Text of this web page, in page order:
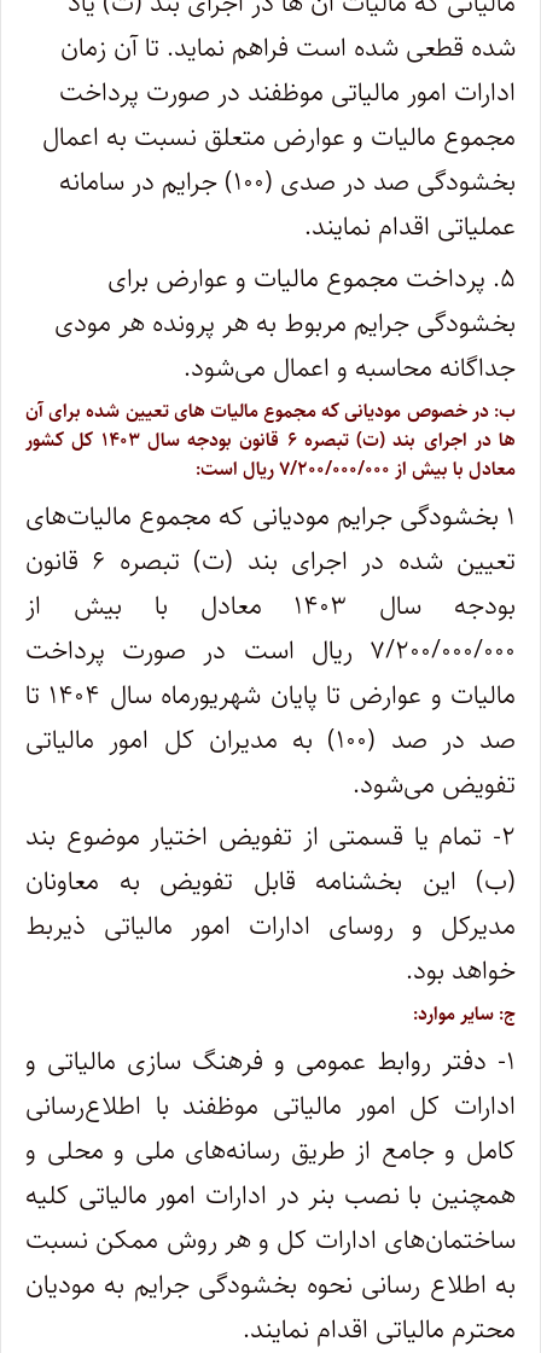
شده قطعی شده است فراهم نماید. تا آن زمان
ادارات امور مالیاتی موظفند در صورت پرداخت
مجموع مالیات و عوارض متعلق نسبت به اعمال
بخشودگی صد در صدی (۱۰۰) جرایم در سامانه
عملیاتی اقدام نمایند.
۵. پرداخت مجموع مالیات و عوارض برای
بخشودگی جرایم مربوط به هر پرونده هر مودی
جداگانه محاسبه و اعمال می‌شود.
ب: در خصوص مودیانی که مجموع مالیات های تعیین شده برای آن
ها در اجرای بند (ت) تبصره ۶ قانون بودجه سال ۱۴۰۳ کل کشور
معادل با بیش از ۷/۲۰۰/۰۰۰/۰۰۰ ریال است:
۱ بخشودگی جرایم مودیانی که مجموع مالیات‌های
تعیین شده در اجرای بند (ت) تبصره ۶ قانون
بودجه سال ۱۴۰۳ معادل با بیش از
۷/۲۰۰/۰۰۰/۰۰۰ ریال است در صورت پرداخت
مالیات و عوارض تا پایان شهریورماه سال ۱۴۰۴ تا
صد در صد (۱۰۰) به مدیران کل امور مالیاتی
تفویض می‌شود.
۲- تمام یا قسمتی از تفویض اختیار موضوع بند
(ب) این بخشنامه قابل تفویض به معاونان
مدیرکل و روسای ادارات امور مالیاتی ذیربط
خواهد بود.
ج: سایر موارد:
۱- دفتر روابط عمومی و فرهنگ سازی مالیاتی و
ادارات کل امور مالیاتی موظفند با اطلاع‌رسانی
کامل و جامع از طریق رسانه‌های ملی و محلی و
همچنین با نصب بنر در ادارات امور مالیاتی کلیه
ساختمان‌های ادارات کل و هر روش ممکن نسبت
به اطلاع رسانی نحوه بخشودگی جرایم به مودیان
محترم مالیاتی اقدام نمایند.